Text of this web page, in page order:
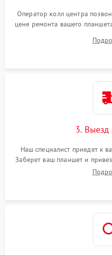
Питание и аккумулятор
Оператор колл центра
цене ремонта вашего
3. Выезд
Наш специалист приедет к
Заберет ваш планшет и